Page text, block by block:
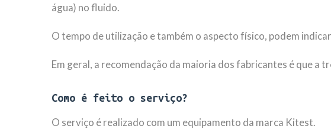
água) no fluido.
O tempo de utilização e também o aspecto físico, podem
Em geral, a recomendação da maioria dos fabricantes é que a
Como é feito o serviço?
O serviço é realizado com um equipamento da marca Kitest.